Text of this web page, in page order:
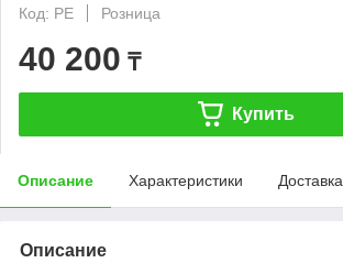
Код: PE
Розница
40 200 ₸
Купить
Описание Характеристики Доставка
Описание